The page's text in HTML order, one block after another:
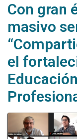
Con gran
masivo
el